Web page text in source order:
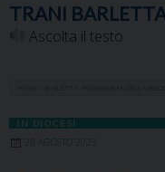
TRANI
Ascolta il testo
IN DIOCESI
28 AGOSTO 2023